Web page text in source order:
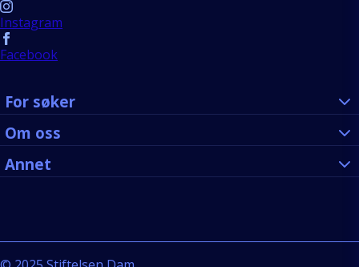
Instagram
Facebook
For søker
Om oss
Annet